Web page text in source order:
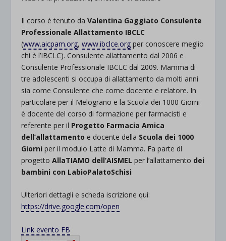
Il corso è tenuto daValentina Gaggiato Consulente
Professionale Allattamento IBCLC
(www.aicpam.org,www.ibclce.org per conoscere meglio
chi è l’IBCLC). Consulente allattamento dal 2006 e
Consulente Professionale IBCLC dal 2009. Mamma di
tre adolescenti si occupa di allattamento da molti anni
sia come Consulente che come docente e relatore. In
particolare per il Melograno e la Scuola dei 1000 Giorni
è docente del corso di formazione per farmacisti e
referente per il Progetto Farmacia Amica
dell’allattamento e docente della Scuola dei 1000
Giorni per il modulo Latte di Mamma. Fa parte dl
progetto AllaTIAMO dell’AISMEL per l’allattamento dei
bambini con LabioPalatoSchisi
Ulteriori dettagli e scheda iscrizione qui:
https://drive.google.com/open
Link evento FB